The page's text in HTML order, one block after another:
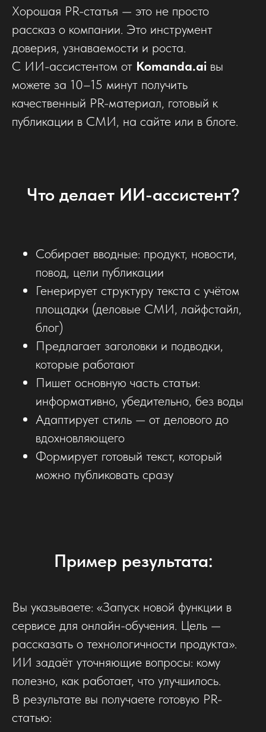
Хорошая PR-статья — это не просто
рассказ о компании. Это инструмент
доверия, узнаваемости и роста.
С ИИ-ассистентом от Komanda.ai вы
можете за 10–15 минут получить
качественный PR-материал, готовый к
публикации в СМИ, на сайте или в блоге.
Что делает ИИ-ассистент?
Собирает вводные: продукт, новости,
повод, цели публикации
Генерирует структуру текста с учётом
площадки (деловые СМИ, лайфстайл,
блог)
Предлагает заголовки и подводки,
которые работают
Пишет основную часть статьи:
информативно, убедительно, без воды
Адаптирует стиль — от делового до
вдохновляющего
Формирует готовый текст, который
можно публиковать сразу
Пример результата:
Вы указываете: «Запуск новой функции в
сервисе для онлайн-обучения. Цель —
рассказать о технологичности продукта».
ИИ задаёт уточняющие вопросы: кому
полезно, как работает, что улучшилось.
В результате вы получаете готовую PR-
статью: